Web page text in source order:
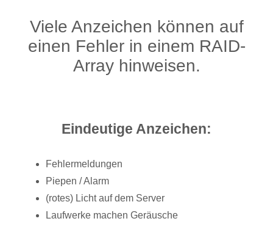
Viele Anzeichen können auf
einen Fehler in einem RAID-
Array hinweisen.
Eindeutige Anzeichen:
Fehlermeldungen
Piepen / Alarm
(rotes) Licht auf dem Server
Laufwerke machen Geräusche